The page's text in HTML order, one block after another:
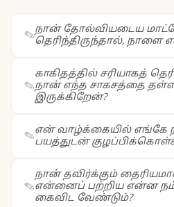
நான் தோல்வியடைய
தெரிந்திருந்தால்,
காகிதத்தில் சரியாகத்
நான் எந்த சாகசத்தை
இருக்கிறேன்?
என் வாழ்க்கையில் எங்கே
பயத்துடன்
நான் தவிர்க்கும்
என்னைப் பற்றிய என்ன
கைவிட வேண்டும்?